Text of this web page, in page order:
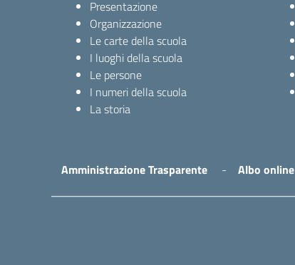
Presentazione
Organizzazione
Le carte della scuola
I luoghi della scuola
Le persone
I numeri della scuola
La storia
Amministrazione Trasparente Albo online